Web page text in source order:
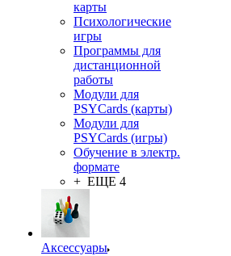
карты
Психологические
игры
Программы для
дистанционной
работы
Модули для
PSYCards (карты)
Модули для
PSYCards (игры)
Обучение в электр.
формате
+ ЕЩЕ 4
Аксессуары